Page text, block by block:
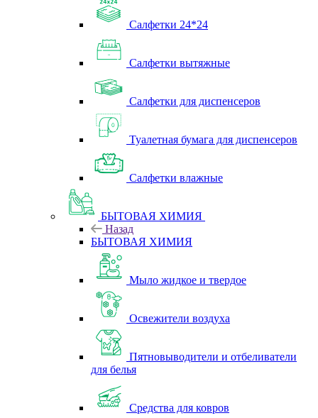
Салфетки 24*24
Салфетки вытяжные
Салфетки для диспенсеров
Туалетная бумага для диспенсеров
Салфетки влажные
БЫТОВАЯ ХИМИЯ
Назад
БЫТОВАЯ ХИМИЯ
Мыло жидкое и твердое
Освежители воздуха
Пятновыводители и отбеливатели
для белья
Средства для ковров